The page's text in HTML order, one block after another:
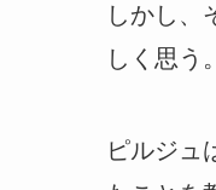
しかし、
しく思う。
ピルジュ